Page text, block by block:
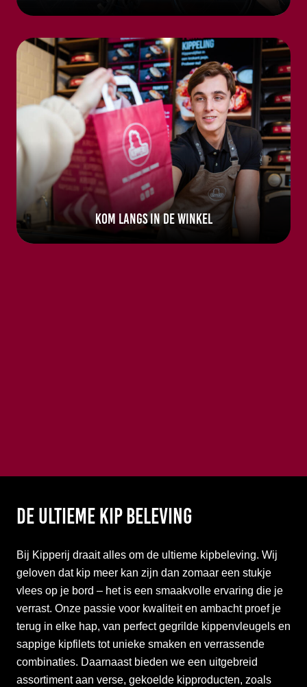
Kom langs in de winkel
De ultieme kip beleving
Bij Kipperij draait alles om de ultieme kipbeleving. Wij
geloven dat kip meer kan zijn dan zomaar een stukje
vlees op je bord – het is een smaakvolle ervaring die je
verrast. Onze passie voor kwaliteit en ambacht proef je
terug in elke hap, van perfect gegrilde kippenvleugels en
sappige kipfilets tot unieke smaken en verrassende
combinaties. Daarnaast bieden we een uitgebreid
assortiment aan verse, gekoelde kipproducten, zoals